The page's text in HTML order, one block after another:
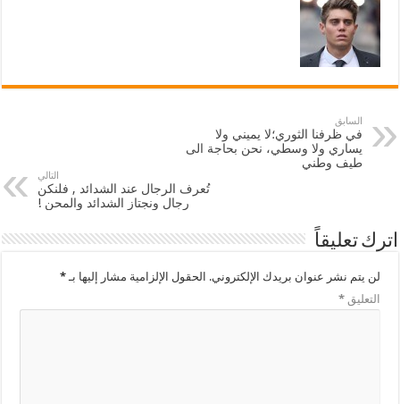
السابق
في ظرفنا الثوري؛لا يميني ولا
يساري ولا وسطي، نحن بحاجة الى
طيف وطني
التالي
تُعرف الرجال عند الشدائد , فلنكن
رجال ونجتاز الشدائد والمحن !
اترك تعليقاً
لن يتم نشر عنوان بريدك الإلكتروني. الحقول الإلزامية مشار إليها بـ*
التعليق*